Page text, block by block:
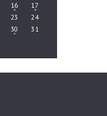
16
17
23
24
30 31